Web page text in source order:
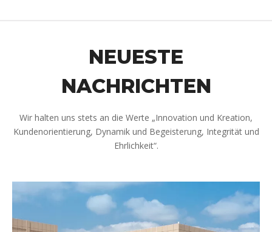
NEUESTE
NACHRICHTEN
Wir halten uns stets an die Werte „Innovation und Kreation,
Kundenorientierung, Dynamik und Begeisterung, Integrität und
Ehrlichkeit“.